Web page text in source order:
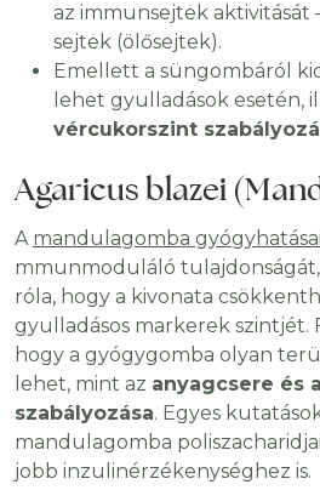
az immunsejtek aktivitását
sejtek (ölősejtek).
Emellett a süngombáról
lehet gyulladások esetén,
vércukorszint
Agaricus blazei
A mandulagomba gyógyhatásai
mmunmoduláló
róla, hogy a kivonata
gyulladásos markerek szintjét.
hogy a gyógygomba olyan
lehet, mint az anyagcsere és
szabályozása. Egyes
mandulagomba
jobb inzulinérzékenységhez is.